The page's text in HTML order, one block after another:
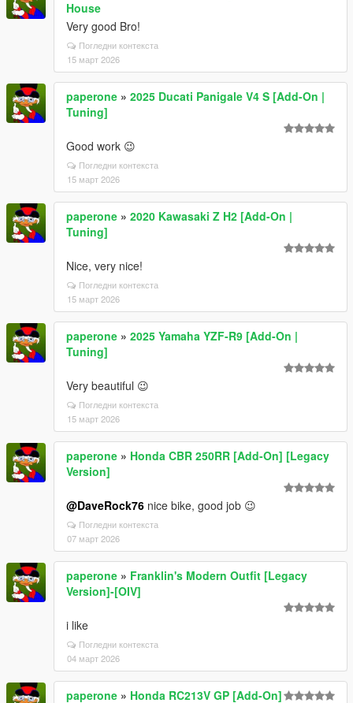
House
Very good Bro!
Погледни контекста
15 март 2026
paperone » 2025 Ducati Panigale V4 S [Add-On |
Tuning]
Good work 😉
Погледни контекста
15 март 2026
paperone » 2020 Kawasaki Z H2 [Add-On |
Tuning]
Nice, very nice!
Погледни контекста
15 март 2026
paperone » 2025 Yamaha YZF-R9 [Add-On |
Tuning]
Very beautiful 😉
Погледни контекста
15 март 2026
paperone » Honda CBR 250RR [Add-On] [Legacy
Version]
@DaveRock76 nice bike, good job 😉
Погледни контекста
07 март 2026
paperone » Franklin's Modern Outfit [Legacy
Version]-[OIV]
i like
Погледни контекста
04 март 2026
paperone » Honda RC213V GP [Add-On]